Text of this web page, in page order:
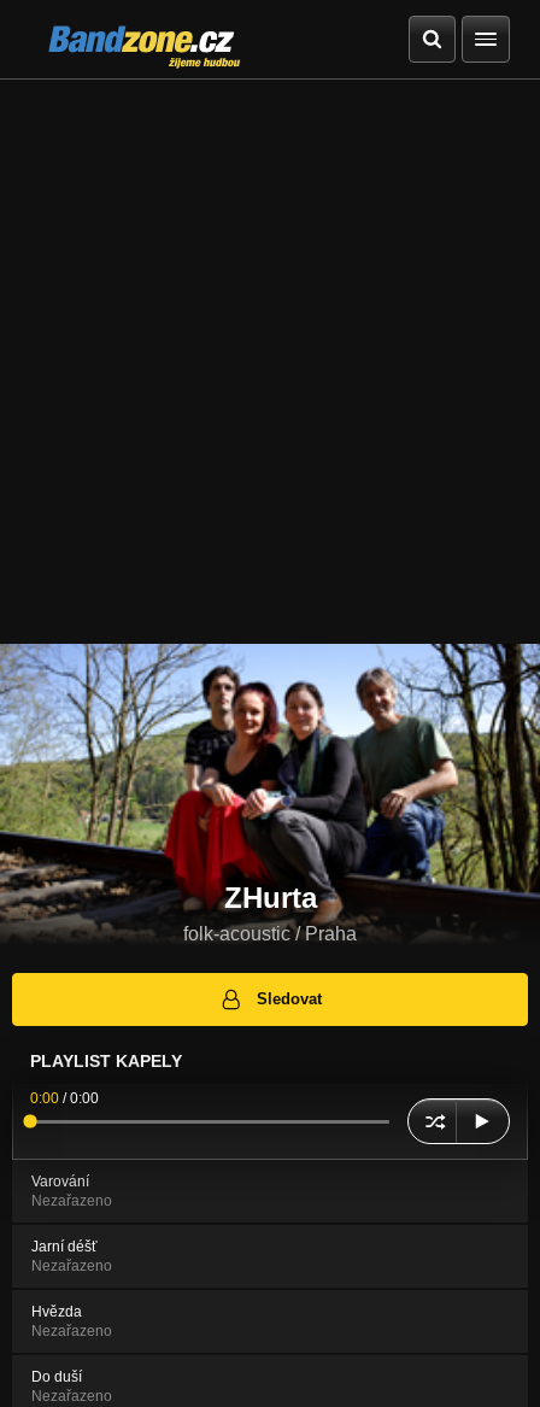
Bandzone.cz
žijeme hudbou
ZHurta
folk-acoustic / Praha
Sledovat
PLAYLIST KAPELY
0:00 /0:00
Varování
Nezařazeno
Jarní déšť
Nezařazeno
Hvězda
Nezařazeno
Do duší
Nezařazeno